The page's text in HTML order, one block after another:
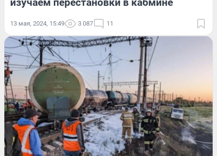
изучаем перестановки в кабмине
13 мая, 2024, 15:49 3 087 11